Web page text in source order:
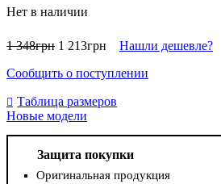
Нет в наличии
1 348грн 1 213грн
Нашли дешевле?
Сообщить о поступлении
Таблица размеров
Новые модели
Защита покупки
Оригинальная продукция